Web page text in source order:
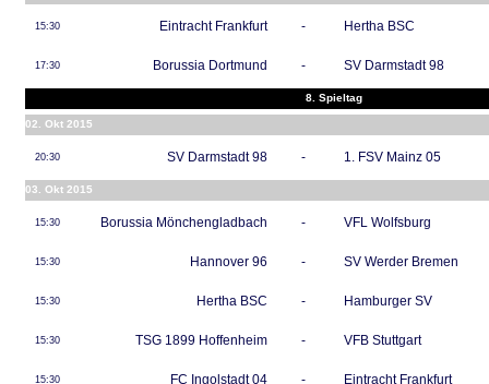
15:30 Eintracht Frankfurt - Hertha BSC
17:30 Borussia Dortmund - SV Darmstadt 98
8. Spieltag
02. Okt 2015
20:30 SV Darmstadt 98 - 1. FSV Mainz 05
03. Okt 2015
15:30 Borussia Mönchengladbach - VFL Wolfsburg
15:30 Hannover 96 - SV Werder Bremen
15:30 Hertha BSC - Hamburger SV
15:30 TSG 1899 Hoffenheim - VFB Stuttgart
15:30 FC Ingolstadt 04 - Eintracht Frankfurt